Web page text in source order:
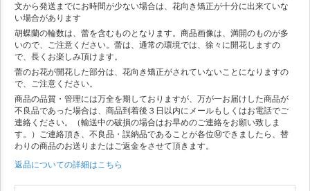
文から発送までにお時間が少ない場合は、花向き矯正が十分に出来ていな
い場合があります
胡蝶蘭の輪数は、蕾を含むものとなります。商品画像は、満開のものが多
いので、ご注意ください。蕾は、通常の環境では、徐々に開花しますの
で、長くお楽しみ頂けます。
蕾のお花が開花した部分は、花向き矯正がされていないことになりますの
で、ご注意ください。
商品の品質・管理には万全を期しておりますが、万が一お届けした商品が
不良品であった場合は、商品到着後３日以内にメールもしくはお電話でご
連絡ください。（輸送中の破損の場合はお早めのご連絡をお願い致しま
す。）ご連絡頂き、不良品・誤納品であることが各位Ⓜできましたら、替
わりの商品のお送りまたはご返金をさせて頂きます。
返品についての詳細はこちら